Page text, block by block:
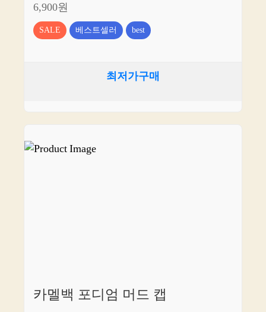
6,900원
SALE 베스트셀러 best
최저가구매
카멜백 포디엄 머드 캡